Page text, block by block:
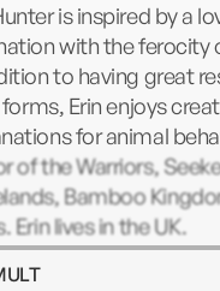
is inspired by a
with the ferocity
to having great
Erin enjoys
for animal
of the Warriors,
Bamboo
Erin lives in the UK.